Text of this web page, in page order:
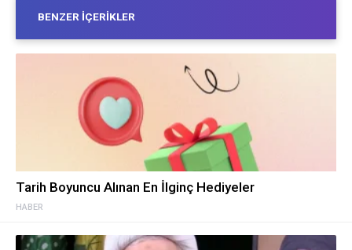
BENZER İÇERIKLER
HABER
Tarih Boyuncu Alınan En İlginç Hediyeler